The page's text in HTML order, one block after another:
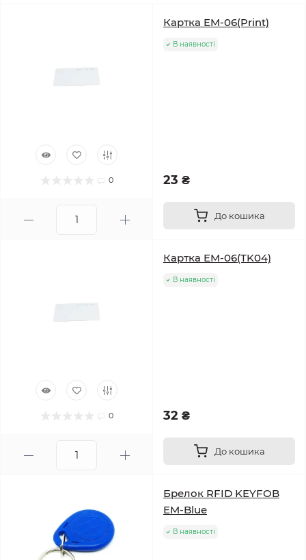
0
Картка EM-06(Print)
В наявності
23 ₴
До кошика
0
Картка EM-06(TK04)
В наявності
32 ₴
До кошика
Брелок RFID KEYFOB
EM-Blue
В наявності